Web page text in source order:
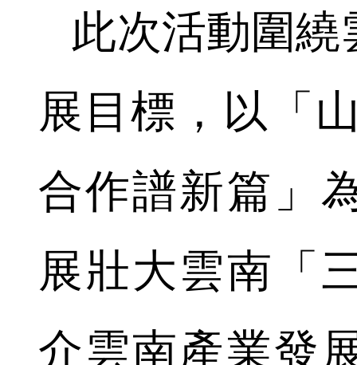
此次活動圍繞
展目標，以「
合作譜新篇」
展壯大雲南 「
介雲南產業發